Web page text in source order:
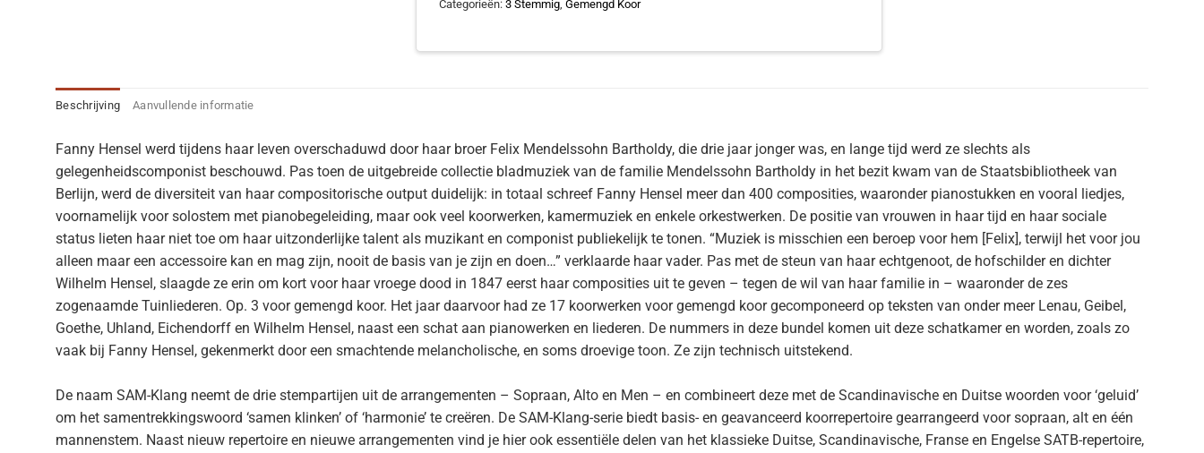
Categorieën: 3 Stemmig, Gemengd Koor
Beschrijving Aanvullende informatie
Fanny Hensel werd tijdens haar leven overschaduwd door haar broer Felix Mendelssohn Bartholdy, die drie jaar jonger was, en lange tijd werd ze slechts als
gelegenheidscomponist beschouwd. Pas toen de uitgebreide collectie bladmuziek van de familie Mendelssohn Bartholdy in het bezit kwam van de Staatsbibliotheek van
Berlijn, werd de diversiteit van haar compositorische output duidelijk: in totaal schreef Fanny Hensel meer dan 400 composities, waaronder pianostukken en vooral liedjes,
voornamelijk voor solostem met pianobegeleiding, maar ook veel koorwerken, kamermuziek en enkele orkestwerken. De positie van vrouwen in haar tijd en haar sociale
status lieten haar niet toe om haar uitzonderlijke talent als muzikant en componist publiekelijk te tonen. “Muziek is misschien een beroep voor hem [Felix], terwijl het voor jou
alleen maar een accessoire kan en mag zijn, nooit de basis van je zijn en doen…” verklaarde haar vader. Pas met de steun van haar echtgenoot, de hofschilder en dichter
Wilhelm Hensel, slaagde ze erin om kort voor haar vroege dood in 1847 eerst haar composities uit te geven – tegen de wil van haar familie in – waaronder de zes
zogenaamde Tuinliederen. Op. 3 voor gemengd koor. Het jaar daarvoor had ze 17 koorwerken voor gemengd koor gecomponeerd op teksten van onder meer Lenau, Geibel,
Goethe, Uhland, Eichendorff en Wilhelm Hensel, naast een schat aan pianowerken en liederen. De nummers in deze bundel komen uit deze schatkamer en worden, zoals zo
vaak bij Fanny Hensel, gekenmerkt door een smachtende melancholische, en soms droevige toon. Ze zijn technisch uitstekend.
De naam SAM-Klang neemt de drie stempartijen uit de arrangementen – Sopraan, Alto en Men – en combineert deze met de Scandinavische en Duitse woorden voor ‘geluid’
om het samentrekkingswoord ‘samen klinken’ of ‘harmonie’ te creëren. De SAM-Klang-serie biedt basis- en geavanceerd koorrepertoire gearrangeerd voor sopraan, alt en één
mannenstem. Naast nieuw repertoire en nieuwe arrangementen vind je hier ook essentiële delen van het klassieke Duitse, Scandinavische, Franse en Engelse SATB-repertoire,